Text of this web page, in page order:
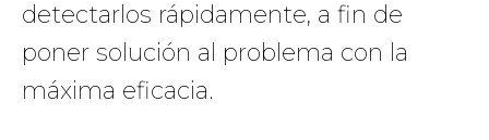
detectarlos rápidamente, a fin de
poner solución al problema con la
máxima eficacia.